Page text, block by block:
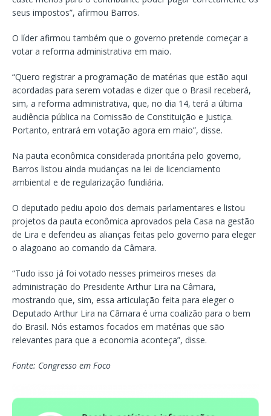
seus impostos”, afirmou Barros.
O líder afirmou também que o governo pretende começar a
votar a reforma administrativa em maio.
“Quero registrar a programação de matérias que estão aqui
acordadas para serem votadas e dizer que o Brasil receberá,
sim, a reforma administrativa, que, no dia 14, terá a última
audiência pública na Comissão de Constituição e Justiça.
Portanto, entrará em votação agora em maio”, disse.
Na pauta econômica considerada prioritária pelo governo,
Barros listou ainda mudanças na lei de licenciamento
ambiental e de regularização fundiária.
O deputado pediu apoio dos demais parlamentares e listou
projetos da pauta econômica aprovados pela Casa na gestão
de Lira e defendeu as alianças feitas pelo governo para eleger
o alagoano ao comando da Câmara.
“Tudo isso já foi votado nesses primeiros meses da
administração do Presidente Arthur Lira na Câmara,
mostrando que, sim, essa articulação feita para eleger o
Deputado Arthur Lira na Câmara é uma coalizão para o bem
do Brasil. Nós estamos focados em matérias que são
relevantes para que a economia aconteça”, disse.
Fonte: Congresso em Foco